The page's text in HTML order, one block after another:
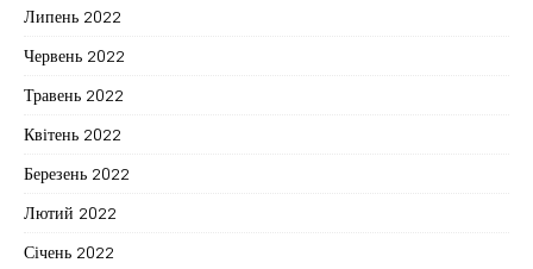
Липень 2022
Червень 2022
Травень 2022
Квітень 2022
Березень 2022
Лютий 2022
Січень 2022